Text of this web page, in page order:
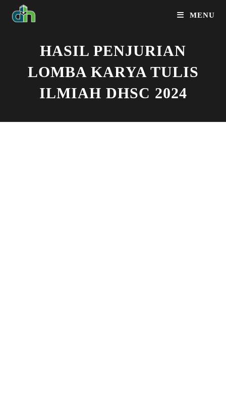
MENU
HASIL PENJURIAN
LOMBA KARYA TULIS
ILMIAH DHSC 2024